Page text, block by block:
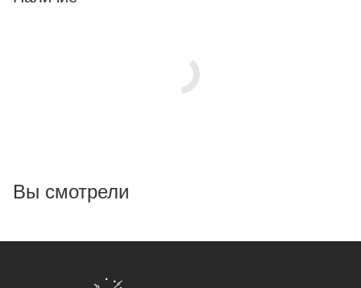
Вы смотрели